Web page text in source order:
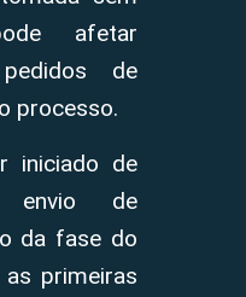
afetar
de
processo.
iniciado de
envio de
da fase do
primeiras